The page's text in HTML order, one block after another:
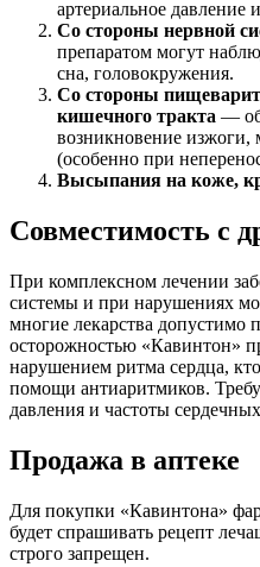
артериальное давление
Со стороны нервной
препаратом могут
сна, головокружения.
Со стороны
кишечного тракта —
возникновение изжоги,
(особенно при
Высыпания на коже,
Совместимость с
При комплексном лечении
системы и при нарушениях
многие лекарства допустимо
осторожностью «Кавинтон»
нарушением ритма сердца,
помощи антиаритмиков.
давления и частоты
Продажа в аптеке
Для покупки «Кавинтона»
будет спрашивать рецепт
строго запрещен.